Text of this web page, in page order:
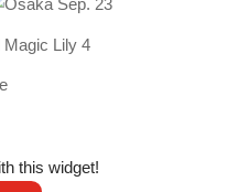
this widget!